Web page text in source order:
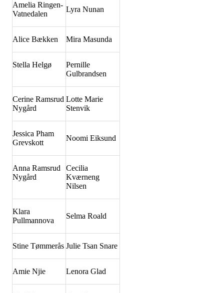
Amelia Ringen-
Vatnedalen
Lyra Nunan
Alice Bækken Mira Masunda
Stella Helgø
Pernille
Gulbrandsen
Cerine Ramsrud
Nygård
Lotte Marie
Stenvik
Jessica Pham
Grevskott
Noomi Eiksund
Anna Ramsrud
Nygård
Cecilia
Kværneng
Nilsen
Klara
Pullmannova
Selma Roald
Stine Tømmerås Julie Tsan Snare
Amie Njie Lenora Glad